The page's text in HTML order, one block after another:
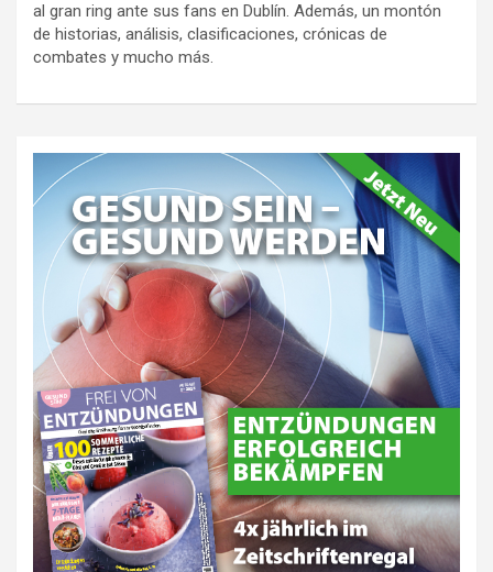
al gran ring ante sus fans en Dublín. Además, un montón
de historias, análisis, clasificaciones, crónicas de
combates y mucho más.